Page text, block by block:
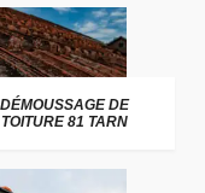
DÉMOUSSAGE DE
TOITURE 81 TARN